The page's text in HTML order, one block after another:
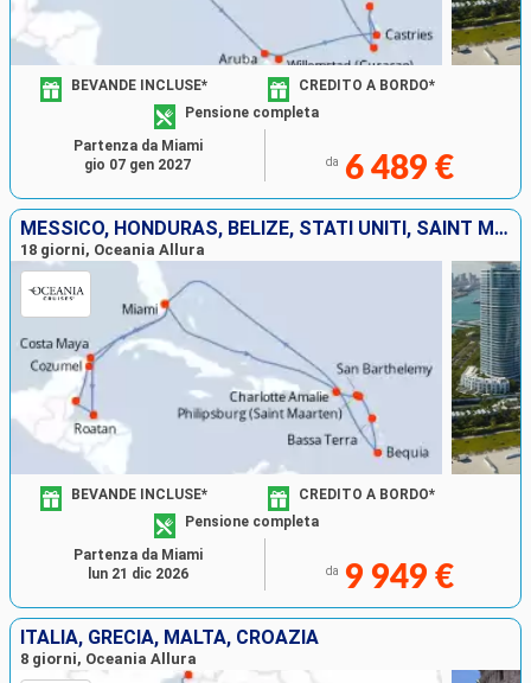
BEVANDE INCLUSE*
CREDITO A BORDO*
Pensione completa
da 6 489 €
Partenza da Miami
gio 07 gen 2027
MESSICO, HONDURAS, BELIZE, STATI UNITI, SAINT MARTIN, FRANCIA, GUADALUPA, SAINT-VINCENT E LE GRENADINE
18 giorni, Oceania Allura
BEVANDE INCLUSE*
CREDITO A BORDO*
Pensione completa
da 9 949 €
Partenza da Miami
lun 21 dic 2026
ITALIA, GRECIA, MALTA, CROAZIA
8 giorni, Oceania Allura